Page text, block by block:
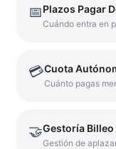
📅Plazos Pagar
Cuándo entra en
💳Cuota
Cuánto pagas
🤝Gestoría Billeo
Gestión de